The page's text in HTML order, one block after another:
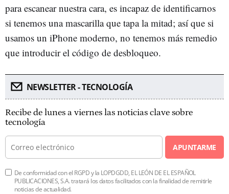
para escanear nuestra cara, es incapaz de identificarnos
si tenemos una mascarilla que tapa la mitad; así que si
usamos un iPhone moderno, no tenemos más remedio
que introducir el código de desbloqueo.
NEWSLETTER - TECNOLOGÍA
Recibe de lunes a viernes las noticias clave sobre
tecnología
APUNTARME
De conformidad con el RGPD y la LOPDGDD, EL LEÓN DE EL ESPAÑOL
PUBLICACIONES, S.A. tratará los datos facilitados con la finalidad de remitirle
noticias de actualidad.